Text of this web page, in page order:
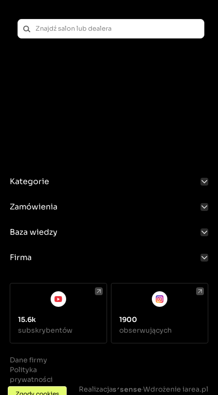
Kategorie
Zamówienia
Baza wiedzy
Firma
15.6k
subskrybentów
1900
obserwujących
Dane firmy
Polityka
prywatności
Regulamin
Realizacja ·Wdrożenie iarea.pl